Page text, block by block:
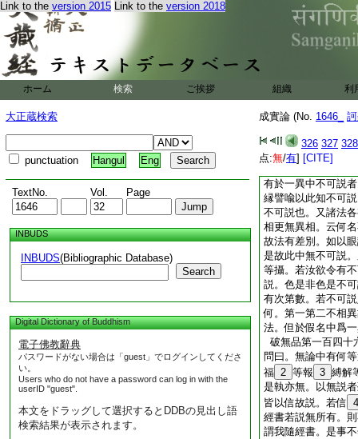
Link to the version 2015 Link to the version 2018
ホーム 検索 ご挨拶 組織 利
大正蔵検索
punctuation Hangul Eng
TextNo. Vol. Page
INBUDS
INBUDS(Bibliographic Database)
Search
Digital Dictionary of Buddhism
電子佛教辭典
パスワードがない場合は「guest」でログインしてくださ
い。
Users who do not have a password can log in with the
userID "guest".
本文をドラッグして選択するとDDBの見出し語
検索結果が表示されます。
成實論 (No. 1646_
326 327 328
点:無/有] [CITE]
時。亦不知此觸 1
眼見數量等法。是
得知非香法。甞味
可見陀羅驃中及風
色更無餘法可見。
眼能見。眼見色已
生。是中雖有眼不
等別有瓶者。無此
破不可説品第一百
有於一異中不可説
縁譬喩以此知不可
不可説也。又諸法
相更無異相。云何
故法有差別。如以
是故此中無不可説
等攝。若汝欲令有
説。色是非色是不
有次第數。若不可
何。第一第二不相
法。但於假名中爲
破無品第一百四十
問曰。無論中有何
福 2 等報 3 縛解
是執亦無。以無説
皆以信故説。若信 4
經書若説無所有。
謂我隨經書。是事